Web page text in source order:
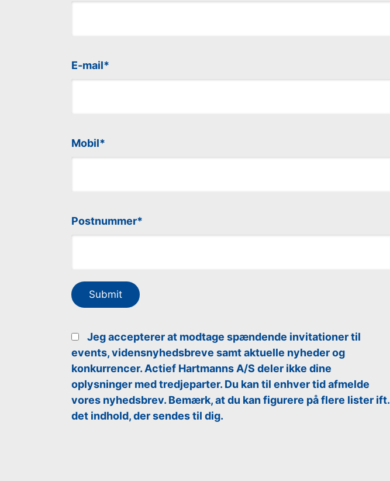
E-mail
Mobil
Postnummer
Jeg accepterer at modtage spændende invitationer til
events, vidensnyhedsbreve samt aktuelle nyheder og
konkurrencer. Actief Hartmanns A/S deler ikke dine
oplysninger med tredjeparter. Du kan til enhver tid afmelde
vores nyhedsbrev. Bemærk, at du kan figurere på flere lister ift.
det indhold, der sendes til dig.